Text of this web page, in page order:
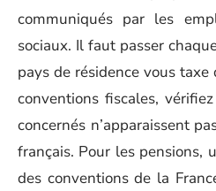
communiqués par les
sociaux. Il faut passer
pays de résidence vous
conventions fiscales,
concernés n’apparaissent
français. Pour les pensions,
des conventions de la